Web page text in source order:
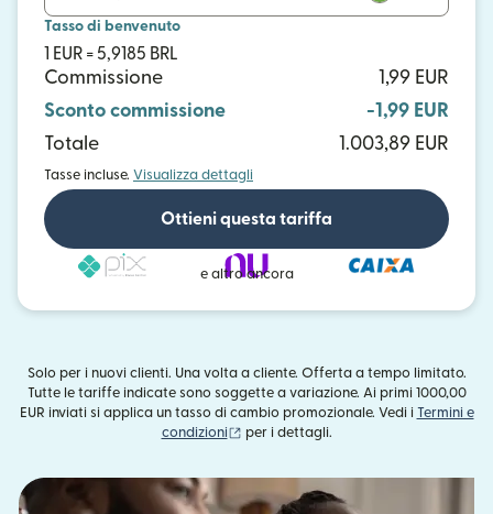
Tasso di benvenuto
1 EUR = 5,9185 BRL
Commissione
1,99 EUR
Sconto commissione
-1,99 EUR
Totale
1.003,89 EUR
Tasse incluse. Visualizza dettagli
Ottieni questa tariffa
e altro ancora
Solo per i nuovi clienti. Una volta a cliente. Offerta a tempo limitato.
Tutte le tariffe indicate sono soggette a variazione. Ai primi 1000,00
EUR inviati si applica un tasso di cambio promozionale. Vedi i Termini e
condizioni
(si apre in una nuova finestra)
per i dettagli.